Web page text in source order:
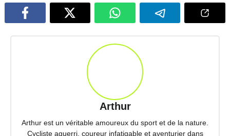
Arthur
Arthur est un véritable amoureux du sport et de la nature.
Cycliste aguerri, coureur infatigable et aventurier dans